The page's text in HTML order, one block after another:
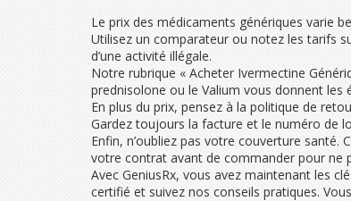
Le prix des médicaments génériques varie
Utilisez un comparateur ou notez les tarifs
d’une activité illégale.
Notre rubrique « Acheter Ivermectine
prednisolone ou le Valium vous donnent
En plus du prix, pensez à la politique de
Gardez toujours la facture et le numéro de
Enfin, n’oubliez pas votre couverture
votre contrat avant de commander pour ne
Avec GeniusRx, vous avez maintenant les
certifié et suivez nos conseils pratiques.